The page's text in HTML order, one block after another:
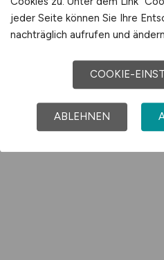
jeder Seite können Sie Ihre
nachträglich aufrufen und
COOKIE-
ABLEHNEN